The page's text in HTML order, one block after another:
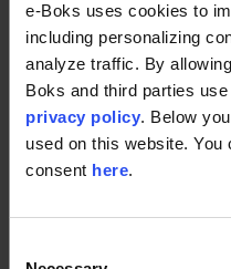
e-Boks uses cookies to
including personalizing
analyze traffic. By
Boks and third parties
privacy policy. Below
used on this website.
consent here.
Digitaliseringen giver
mulighed for at
faktiske forbrugsdata
– Vi ser, at
om kundernes forbrug.
tilpasse produktionen
spare energi og penge.